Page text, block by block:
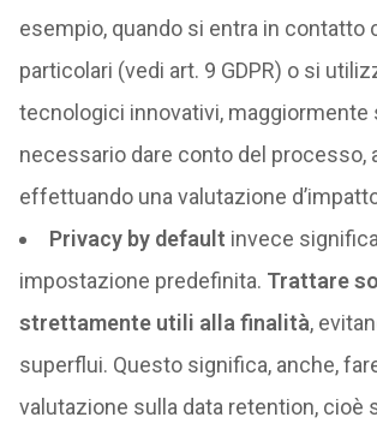
esempio, quando si entra in contatto
particolari (vedi art. 9 GDPR) o si
tecnologici innovativi, maggiormente
necessario dare conto del processo,
effettuando una valutazione
Privacy by default invece
impostazione predefinita. Trattare
strettamente utili alla finalità,
superflui. Questo significa, anche,
valutazione sulla data retention, cioè